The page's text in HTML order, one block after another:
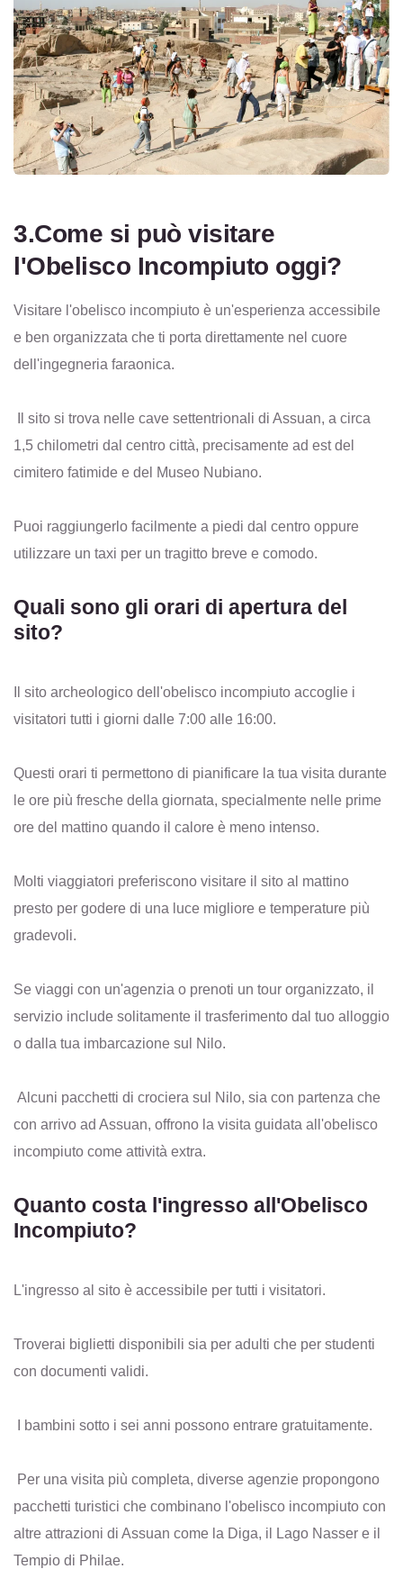
3.Come si può visitare
l'Obelisco Incompiuto oggi?
Visitare l'obelisco incompiuto è un'esperienza accessibile
e ben organizzata che ti porta direttamente nel cuore
dell'ingegneria faraonica.
Il sito si trova nelle cave settentrionali di Assuan, a circa
1,5 chilometri dal centro città, precisamente ad est del
cimitero fatimide e del Museo Nubiano.
Puoi raggiungerlo facilmente a piedi dal centro oppure
utilizzare un taxi per un tragitto breve e comodo.
Quali sono gli orari di apertura del
sito?
Il sito archeologico dell'obelisco incompiuto accoglie i
visitatori tutti i giorni dalle 7:00 alle 16:00.
Questi orari ti permettono di pianificare la tua visita durante
le ore più fresche della giornata, specialmente nelle prime
ore del mattino quando il calore è meno intenso.
Molti viaggiatori preferiscono visitare il sito al mattino
presto per godere di una luce migliore e temperature più
gradevoli.
Se viaggi con un'agenzia o prenoti un tour organizzato, il
servizio include solitamente il trasferimento dal tuo alloggio
o dalla tua imbarcazione sul Nilo.
Alcuni pacchetti di crociera sul Nilo, sia con partenza che
con arrivo ad Assuan, offrono la visita guidata all'obelisco
incompiuto come attività extra.
Quanto costa l'ingresso all'Obelisco
Incompiuto?
L'ingresso al sito è accessibile per tutti i visitatori.
Troverai biglietti disponibili sia per adulti che per studenti
con documenti validi.
I bambini sotto i sei anni possono entrare gratuitamente.
Per una visita più completa, diverse agenzie propongono
pacchetti turistici che combinano l'obelisco incompiuto con
altre attrazioni di Assuan come la Diga, il Lago Nasser e il
Tempio di Philae.